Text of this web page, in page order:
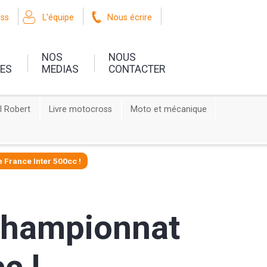
L'équipe Nous écrire
NOS
MEDIAS
NOUS
CONTACTER
Robert Livre motocross Moto et mécanique
France Inter 500cc !